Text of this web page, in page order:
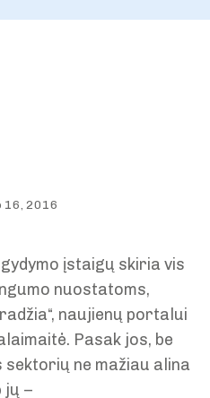
16, 2016
įstaigų skiria vis
nuostatoms,
naujienų portalui
Pasak jos, be
sektorių ne mažiau alina
jų –